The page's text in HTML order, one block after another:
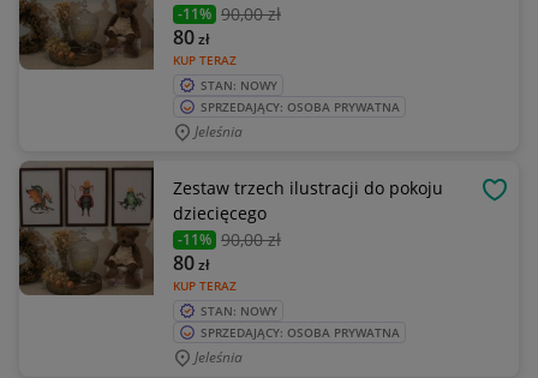
-11% 90,00 zł
KUP TERAZ
80zł
STAN: NOWY
SPRZEDAJĄCY: OSOBA PRYWATNA
Jeleśnia
Zestaw trzech ilustracji do pokoju
dziecięcego
-11% 90,00 zł
KUP TERAZ
80zł
STAN: NOWY
SPRZEDAJĄCY: OSOBA PRYWATNA
Jeleśnia